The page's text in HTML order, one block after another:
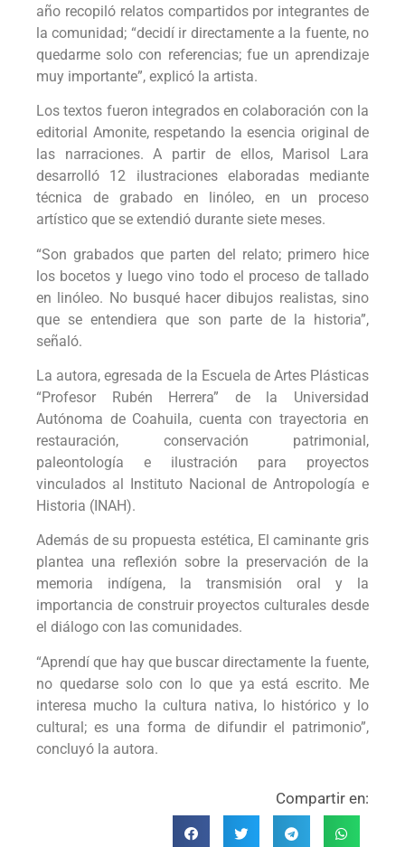
año recopiló relatos compartidos por integrantes de
la comunidad; “decidí ir directamente a la fuente, no
quedarme solo con referencias; fue un aprendizaje
muy importante”, explicó la artista.
Los textos fueron integrados en colaboración con la
editorial Amonite, respetando la esencia original de
las narraciones. A partir de ellos, Marisol Lara
desarrolló 12 ilustraciones elaboradas mediante
técnica de grabado en linóleo, en un proceso
artístico que se extendió durante siete meses.
“Son grabados que parten del relato; primero hice
los bocetos y luego vino todo el proceso de tallado
en linóleo. No busqué hacer dibujos realistas, sino
que se entendiera que son parte de la historia”,
señaló.
La autora, egresada de la Escuela de Artes Plásticas
“Profesor Rubén Herrera” de la Universidad
Autónoma de Coahuila, cuenta con trayectoria en
restauración, conservación patrimonial,
paleontología e ilustración para proyectos
vinculados al Instituto Nacional de Antropología e
Historia (INAH).
Además de su propuesta estética, El caminante gris
plantea una reflexión sobre la preservación de la
memoria indígena, la transmisión oral y la
importancia de construir proyectos culturales desde
el diálogo con las comunidades.
“Aprendí que hay que buscar directamente la fuente,
no quedarse solo con lo que ya está escrito. Me
interesa mucho la cultura nativa, lo histórico y lo
cultural; es una forma de difundir el patrimonio”,
concluyó la autora.
Compartir en: